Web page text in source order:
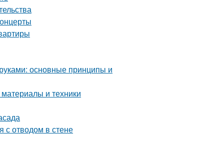
основные принципы и
и техники
с отводом в стене